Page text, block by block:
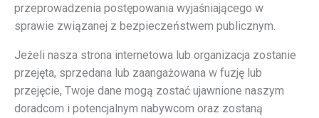
przeprowadzenia postępowania wyjaśniającego w
sprawie związanej z bezpieczeństwem publicznym.
Jeżeli nasza strona internetowa lub organizacja zostanie
przejęta, sprzedana lub zaangażowana w fuzję lub
przejęcie, Twoje dane mogą zostać ujawnione naszym
doradcom i potencjalnym nabywcom oraz zostaną